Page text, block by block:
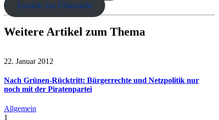
Zurück zur Übersicht
Weitere Artikel zum Thema
22. Januar 2012
Nach Grünen-Rücktritt: Bürgerrechte und Netzpolitik nur
noch mit der Piratenpartei
Allgemein
1